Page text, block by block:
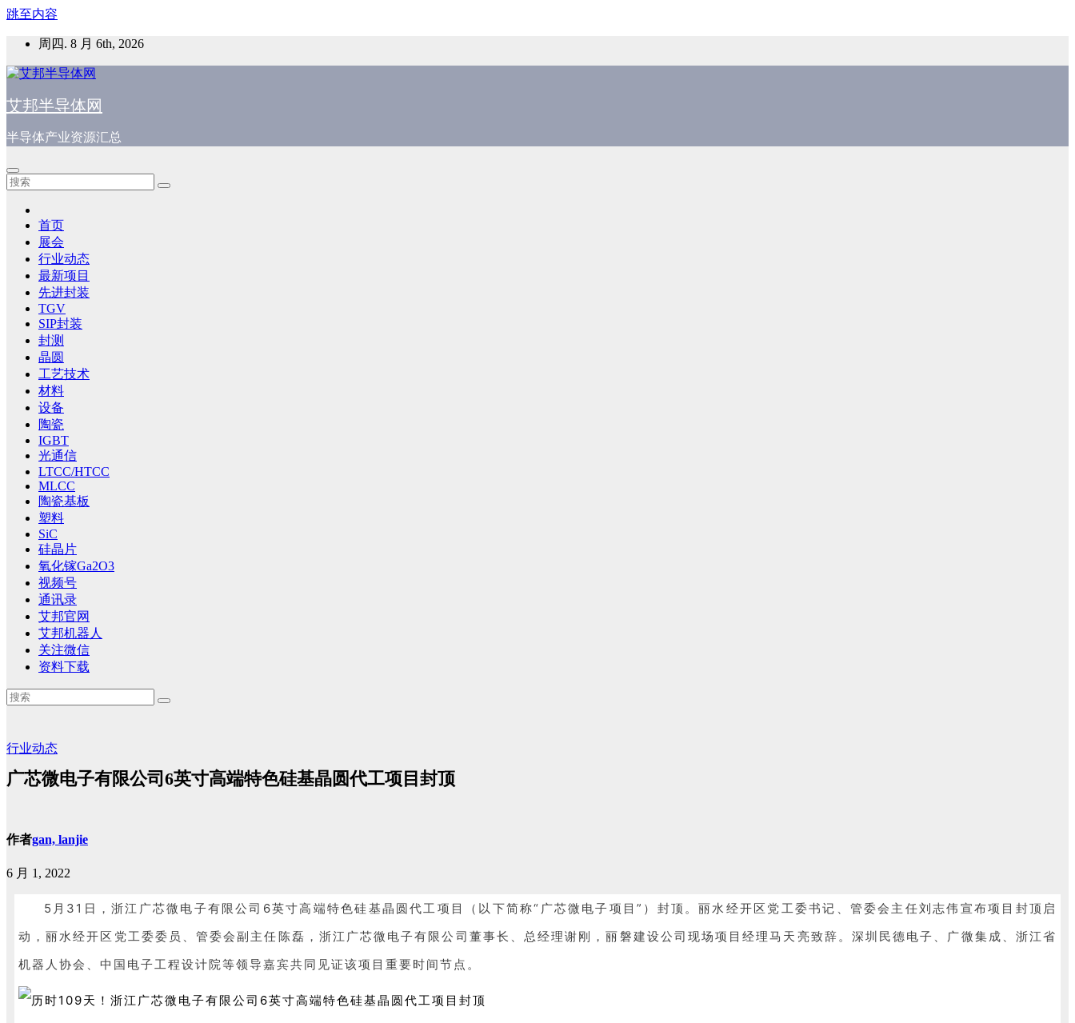
跳至内容
周四. 8 月 6th, 2026
艾邦半导体网
半导体产业资源汇总
首页
展会
行业动态
最新项目
先进封装
TGV
SIP封装
封测
晶圆
工艺技术
材料
设备
陶瓷
IGBT
光通信
LTCC/HTCC
MLCC
陶瓷基板
塑料
SiC
硅晶片
氧化镓Ga2O3
视频号
通讯录
艾邦官网
艾邦机器人
关注微信
资料下载
行业动态
广芯微电子有限公司6英寸高端特色硅基晶圆代工项目封顶
作者gan, lanjie
6 月 1, 2022
5月31日，浙江广芯微电子有限公司6英寸高端特色硅基晶圆代工项目（以下简称“广芯微电子项目”）封顶。丽水经开区党工委书记、管委会主任刘志伟宣布项目封顶启
动，丽水经开区党工委委员、管委会副主任陈磊，浙江广芯微电子有限公司董事长、总经理谢刚，丽磐建设公司现场项目经理马天亮致辞。 深圳民德电子、广微集成、浙江省
机器人协会、中国电子工程设计院等领导嘉宾共同见证该项目重要时间节点。